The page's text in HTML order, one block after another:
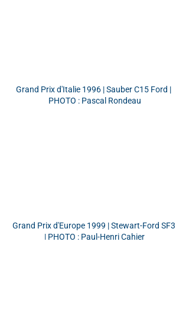
Grand Prix d'Italie 1996 | Sauber C15 Ford |
PHOTO : Pascal Rondeau
Grand Prix d'Europe 1999 | Stewart-Ford SF3
| PHOTO : Paul-Henri Cahier